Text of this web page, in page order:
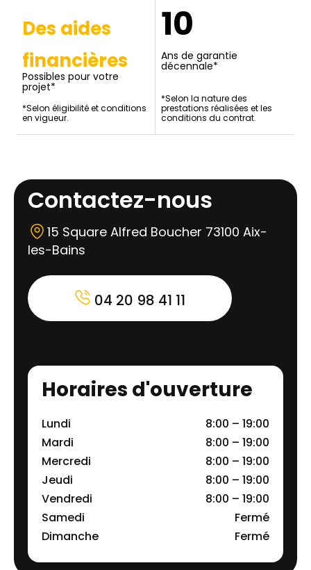
Des aides
financières
Possibles pour votre
projet*
*Selon éligibilité et conditions
en vigueur.
10
Ans de garantie
décennale*
*Selon la nature des
prestations réalisées et les
conditions du contrat.
Contactez-nous
15 Square Alfred Boucher 73100 Aix-
les-Bains
04 20 98 41 11
Horaires d'ouverture
Lundi
8:00 – 19:00
Mardi
8:00 – 19:00
Mercredi
8:00 – 19:00
Jeudi
8:00 – 19:00
Vendredi
8:00 – 19:00
Samedi
Fermé
Dimanche
Fermé